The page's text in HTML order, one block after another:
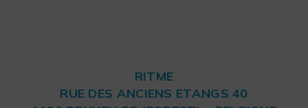
RITME
RUE DES ANCIENS ETANGS 40